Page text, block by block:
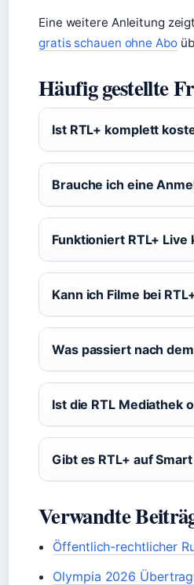
Eine weitere Anleitung
gratis schauen ohne Abo
Häufig gestellte
Ist RTL+ komplett
Brauche ich eine
Funktioniert RTL+ Live
Kann ich Filme bei
Was passiert nach
Ist die RTL Mediathek
Gibt es RTL+ auf
Verwandte
Öffentlich-rechtlicher
Olympia 2026